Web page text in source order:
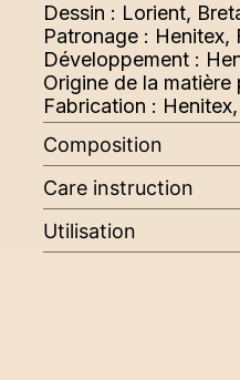
Dessin : Lorient,
Patronage : Henitex,
Développement :
Origine de la matière
Fabrication :
Composition
Care instruction
Utilisation